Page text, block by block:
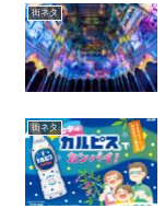
街ネタ
街ネタ